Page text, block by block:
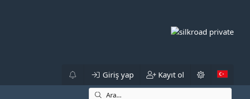
Giriş yap Kayıt ol